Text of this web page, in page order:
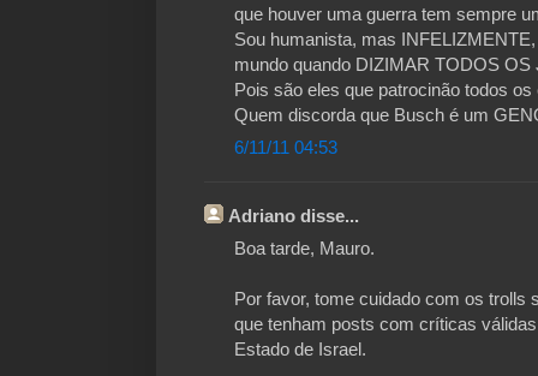
que houver uma guerra tem sempre
Sou humanista, mas
mundo quando DIZIMAR TODOS
Pois são eles que patrocinão todos os
Quem discorda que Busch é um
6/11/11 04:53
Adriano disse...
Boa tarde, Mauro.
Por favor, tome cuidado com os trolls
que tenham posts com críticas
Estado de Israel.